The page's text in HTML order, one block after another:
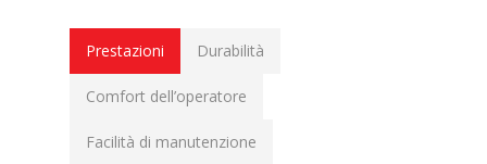
Prestazioni Durabilità
Comfort dell’operatore
Facilità di manutenzione